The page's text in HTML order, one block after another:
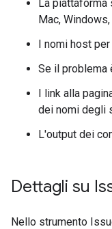
La piattaforma
Mac,
I nomi host
Se il problema
I link alla
dei nomi degli
L'output dei
Dettagli su
Nello strumento